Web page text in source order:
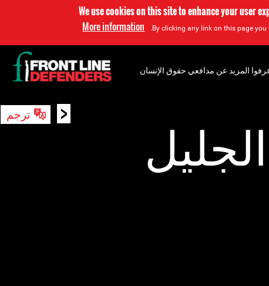
We use cookies on this site to enhance your user
By clicking any link on this page
More information
< ترجم
المزيد عن مدافعي حقوق الإنسان
بحث